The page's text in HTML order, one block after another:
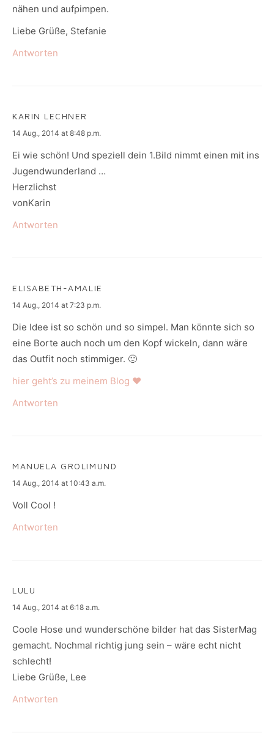
nähen und aufpimpen.
Liebe Grüße, Stefanie
Antworten
KARIN LECHNER
says:
14 Aug., 2014 at 8:48 p.m.
Ei wie schön! Und speziell dein 1.Bild nimmt einen mit ins
Jugendwunderland …
Herzlichst
vonKarin
Antworten
ELISABETH-AMALIE
says:
14 Aug., 2014 at 7:23 p.m.
Die Idee ist so schön und so simpel. Man könnte sich so
eine Borte auch noch um den Kopf wickeln, dann wäre
das Outfit noch stimmiger. 🙂
hier geht’s zu meinem Blog ♥
Antworten
MANUELA GROLIMUND
says:
14 Aug., 2014 at 10:43 a.m.
Voll Cool !
Antworten
LULU
says:
14 Aug., 2014 at 6:18 a.m.
Coole Hose und wunderschöne bilder hat das SisterMag
gemacht. Nochmal richtig jung sein – wäre echt nicht
schlecht!
Liebe Grüße, Lee
Antworten